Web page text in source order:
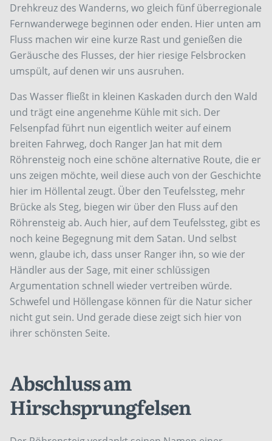
Drehkreuz des Wanderns, wo gleich fünf überregionale
Fernwanderwege beginnen oder enden. Hier unten am
Fluss machen wir eine kurze Rast und genießen die
Geräusche des Flusses, der hier riesige Felsbrocken
umspült, auf denen wir uns ausruhen.
Das Wasser fließt in kleinen Kaskaden durch den Wald
und trägt eine angenehme Kühle mit sich. Der
Felsenpfad führt nun eigentlich weiter auf einem
breiten Fahrweg, doch Ranger Jan hat mit dem
Röhrensteig noch eine schöne alternative Route, die er
uns zeigen möchte, weil diese auch von der Geschichte
hier im Höllental zeugt. Über den Teufelssteg, mehr
Brücke als Steg, biegen wir über den Fluss auf den
Röhrensteig ab. Auch hier, auf dem Teufelssteg, gibt es
noch keine Begegnung mit dem Satan. Und selbst
wenn, glaube ich, dass unser Ranger ihn, so wie der
Händler aus der Sage, mit einer schlüssigen
Argumentation schnell wieder vertreiben würde.
Schwefel und Höllengase können für die Natur sicher
nicht gut sein. Und gerade diese zeigt sich hier von
ihrer schönsten Seite.
Abschluss am
Hirschsprungfelsen